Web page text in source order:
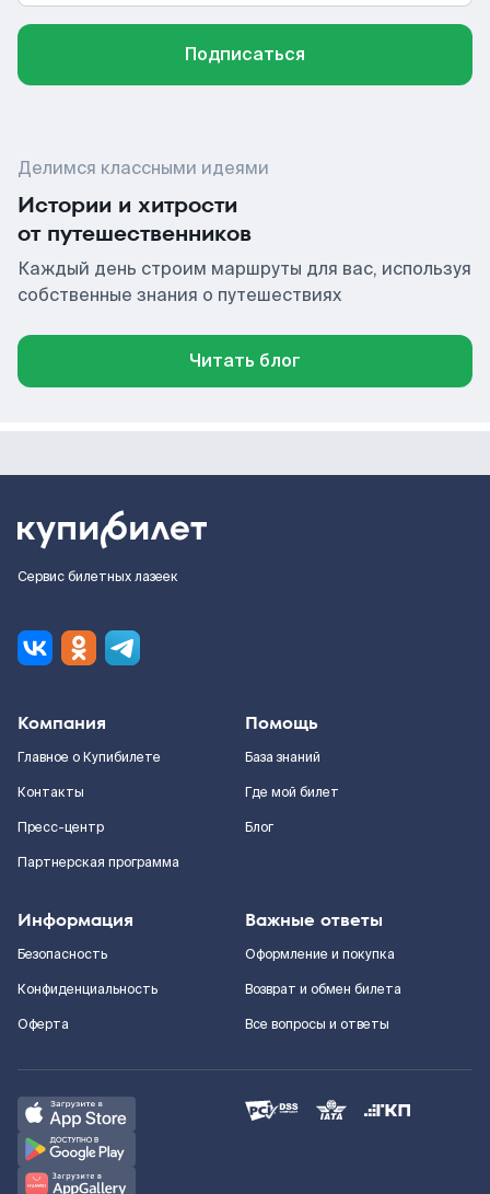
Подписаться
Делимся классными идеями
Истории и хитрости
от путешественников
Каждый день строим маршруты для вас, используя
собственные знания о путешествиях
Читать блог
Сервис билетных лазеек
Компания
Главное о Купибилете
Контакты
Пресс-центр
Партнерская программа
Помощь
База знаний
Где мой билет
Блог
Информация
Безопасность
Конфиденциальность
Оферта
Важные ответы
Оформление и покупка
Возврат и обмен билета
Все вопросы и ответы